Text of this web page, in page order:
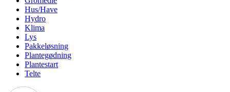
Hus/Have
Hydro
Klima
Lys
Pakkeløsning
Plantegødning
Plantestart
Telte